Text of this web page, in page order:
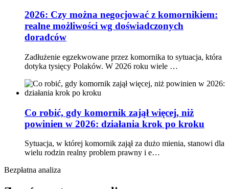
2026: Czy można negocjować z komornikiem:
realne możliwości wg doświadczonych
doradców
Zadłużenie egzekwowane przez komornika to sytuacja, która
dotyka tysięcy Polaków. W 2026 roku wiele …
Co robić, gdy komornik zajął więcej, niż
powinien w 2026: działania krok po kroku
Sytuacja, w której komornik zajął za dużo mienia, stanowi dla
wielu rodzin realny problem prawny i e…
Bezpłatna analiza